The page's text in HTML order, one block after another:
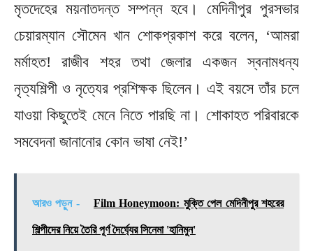
মৃতদেহের ময়নাতদন্ত সম্পন্ন হবে। মেদিনীপুর পুরসভার
চেয়ারম্যান সৌমেন খান শোকপ্রকাশ করে বলেন, ‘আমরা
মর্মাহত! রাজীব শহর তথা জেলার একজন স্বনামধন্য
নৃত্যশিল্পী ও নৃত্যের প্রশিক্ষক ছিলেন। এই বয়সে তাঁর চলে
যাওয়া কিছুতেই মেনে নিতে পারছি না। শোকাহত পরিবারকে
সমবেদনা জানানোর কোন ভাষা নেই!’
আরও পড়ুন - Film Honeymoon: মুক্তি পেল মেদিনীপুর শহরের
শিল্পীদের নিয়ে তৈরি পূর্ণ দৈর্ঘ্যের সিনেমা 'হানিমুন'